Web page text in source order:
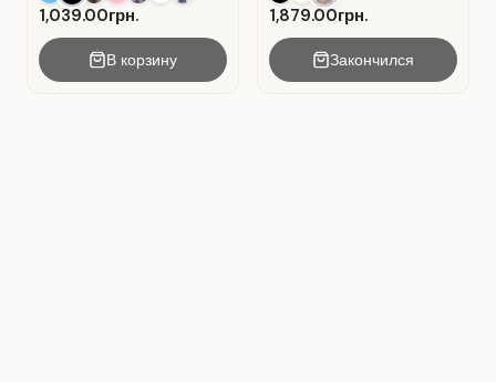
1,039.00грн.
В корзину
1,879.00грн.
Закончился